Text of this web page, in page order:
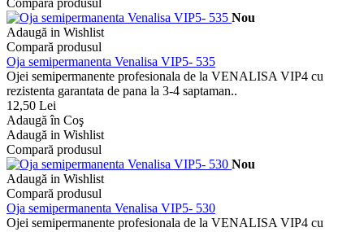
Compară produsul
Nou
Adaugă in Wishlist
Compară produsul
Oja semipermanenta Venalisa VIP5- 535
Ojei semipermanente profesionala de la VENALISA VIP4 cu
rezistenta garantata de pana la 3-4 saptaman..
12,50 Lei
Adaugă în Coş
Adaugă in Wishlist
Compară produsul
Nou
Adaugă in Wishlist
Compară produsul
Oja semipermanenta Venalisa VIP5- 530
Ojei semipermanente profesionala de la VENALISA VIP4 cu